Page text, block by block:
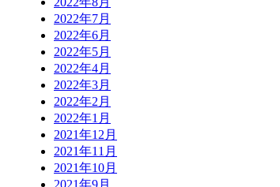
2022年7月
2022年6月
2022年5月
2022年4月
2022年3月
2022年2月
2022年1月
2021年12月
2021年11月
2021年10月
2021年9月